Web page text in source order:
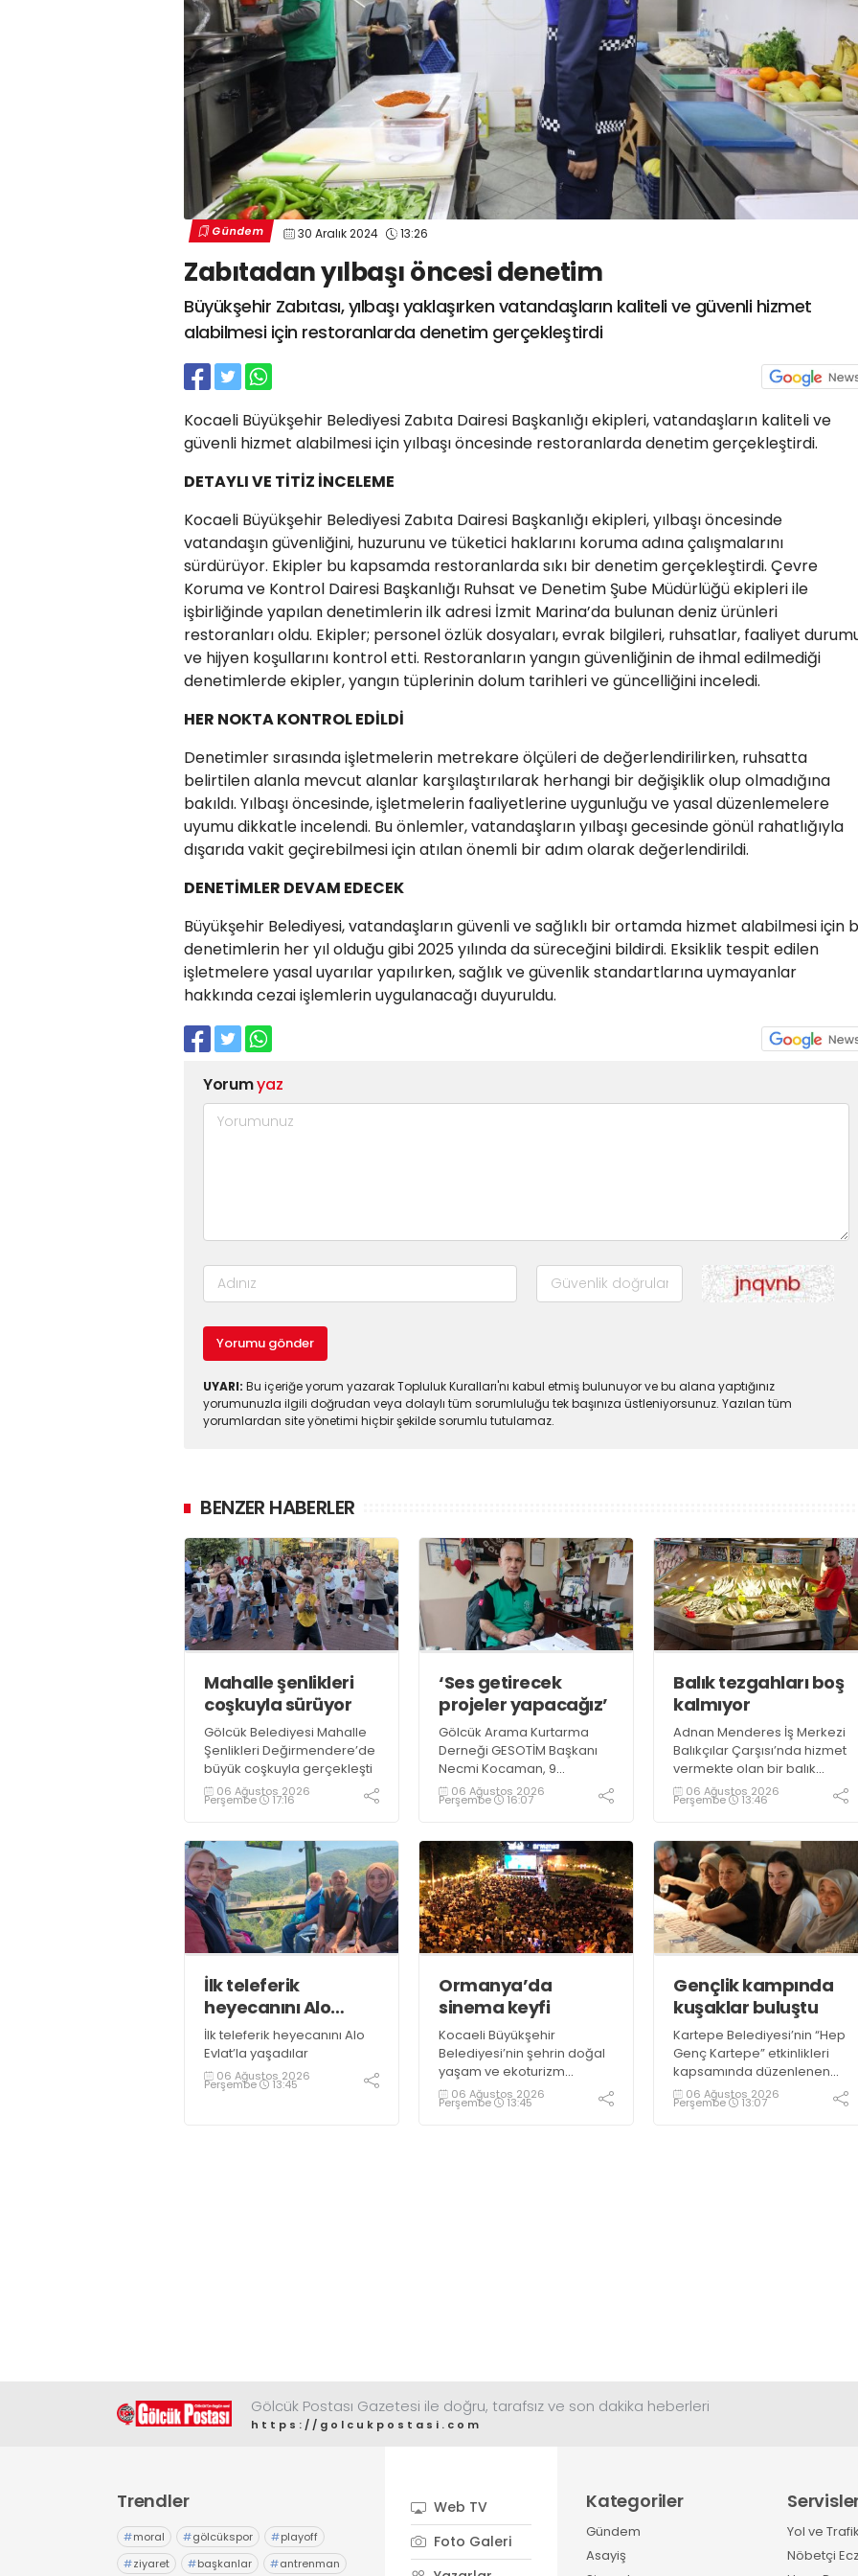
Gündem 30 Aralık 2024 13:26
Zabıtadan yılbaşı öncesi denetim
Büyükşehir Zabıtası, yılbaşı yaklaşırken vatandaşların kaliteli ve güvenli hizmet
alabilmesi için restoranlarda denetim gerçekleştirdi
Kocaeli Büyükşehir Belediyesi Zabıta Dairesi Başkanlığı ekipleri, vatandaşların kaliteli ve
güvenli hizmet alabilmesi için yılbaşı öncesinde restoranlarda denetim gerçekleştirdi.
DETAYLI VE TİTİZ İNCELEME
Kocaeli Büyükşehir Belediyesi Zabıta Dairesi Başkanlığı ekipleri, yılbaşı öncesinde
vatandaşın güvenliğini, huzurunu ve tüketici haklarını koruma adına çalışmalarını
sürdürüyor. Ekipler bu kapsamda restoranlarda sıkı bir denetim gerçekleştirdi. Çevre
Koruma ve Kontrol Dairesi Başkanlığı Ruhsat ve Denetim Şube Müdürlüğü ekipleri ile
işbirliğinde yapılan denetimlerin ilk adresi İzmit Marina’da bulunan deniz ürünleri
restoranları oldu. Ekipler; personel özlük dosyaları, evrak bilgileri, ruhsatlar, faaliyet
ve hijyen koşullarını kontrol etti. Restoranların yangın güvenliğinin de ihmal edilmediği
denetimlerde ekipler, yangın tüplerinin dolum tarihleri ve güncelliğini inceledi.
HER NOKTA KONTROL EDİLDİ
Denetimler sırasında işletmelerin metrekare ölçüleri de değerlendirilirken, ruhsatta
belirtilen alanla mevcut alanlar karşılaştırılarak herhangi bir değişiklik olup olmadığına
bakıldı. Yılbaşı öncesinde, işletmelerin faaliyetlerine uygunluğu ve yasal düzenlemelere
uyumu dikkatle incelendi. Bu önlemler, vatandaşların yılbaşı gecesinde gönül rahatlığıyla
dışarıda vakit geçirebilmesi için atılan önemli bir adım olarak değerlendirildi.
DENETİMLER DEVAM EDECEK
Büyükşehir Belediyesi, vatandaşların güvenli ve sağlıklı bir ortamda hizmet alabilmesi için
denetimlerin her yıl olduğu gibi 2025 yılında da süreceğini bildirdi. Eksiklik tespit edilen
işletmelere yasal uyarılar yapılırken, sağlık ve güvenlik standartlarına uymayanlar
hakkında cezai işlemlerin uygulanacağı duyuruldu.
Yorumyaz
Yorumu gönder
UYARI: Bu içeriğe yorum yazarak Topluluk Kuralları'nı kabul etmiş bulunuyor ve bu alana yaptığınız
yorumunuzla ilgili doğrudan veya dolaylı tüm sorumluluğu tek başınıza üstleniyorsunuz. Yazılan tüm
yorumlardan site yönetimi hiçbir şekilde sorumlu tutulamaz.
BENZER HABERLER
Mahalle şenlikleri
coşkuyla sürüyor
Gölcük Belediyesi Mahalle
Şenlikleri Değirmendere’de
büyük coşkuyla gerçekleşti
06 Ağustos 2026
Perşembe 17:16
‘Ses getirecek
projeler yapacağız’
Gölcük Arama Kurtarma
Derneği GESOTİM Başkanı
Necmi Kocaman, 9
Ağustos’ta gerçekleşecek
sınavın ardından 4. Akredite
tamamlayacaklarını ifade
ederek açıklamalarda
bulundu. Kocaman,
“Gölcük’te ve Kocaeli
genelinde ses getirecek
projelerimizi tek tek hayata
geçireceğiz” dedi
06 Ağustos 2026
Perşembe 16:07
Balık tezgahları boş
kalmıyor
Adnan Menderes İş Merkezi
Balıkçılar Çarşısı’nda hizmet
vermekte olan bir balık
restoranının işletme
sahiplerinden Emrah
tezgahlarda taze balık
bulunduğunu ifade ederek
“Yıl boyunca tezgahlarda
taze balık bulmak mümkün
oluyor” dedi
06 Ağustos 2026
Perşembe 13:46
İlk teleferik
heyecanını Alo
Evlat’la yaşadılar
İlk teleferik heyecanını Alo
Evlat’la yaşadılar
06 Ağustos 2026
Perşembe 13:45
Ormanya’da
sinema keyfi
Kocaeli Büyükşehir
Belediyesi’nin şehrin doğal
yaşam ve ekoturizm
merkezi Ormanya’da
düzenlediği “Gece
06 Ağustos 2026
Perşembe 13:45
Gençlik kampında
kuşaklar buluştu
Kartepe Belediyesi’nin “Hep
Genç Kartepe” etkinlikleri
kapsamında düzenlenen
Gençlik ve Gelişim Kampı’na
katılan gençler, Kocaeli
06 Ağustos 2026
Perşembe 13:07
Gölcük Postası Gazetesi ile doğru, tarafsız ve son dakika heberleri
https://golcukpostasi.com
Trendler
#moral #gölcükspor #playoff
#ziyaret #başkanlar #antrenman
Web TV
Foto Galeri
Kategoriler
Gündem
Asayiş
Yol ve
Nöbetçi